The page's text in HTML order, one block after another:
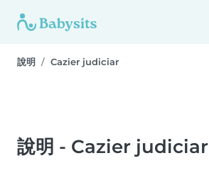
說明 Cazier judiciar
說明 - Cazier judiciar